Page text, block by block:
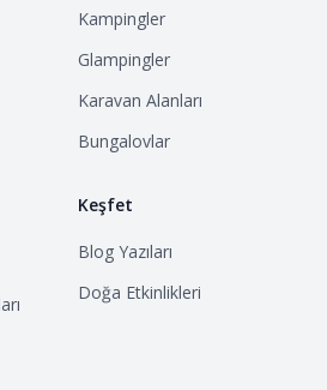
Kampingler
Glampingler
Karavan Alanları
Bungalovlar
Keşfet
Blog Yazıları
Doğa Etkinlikleri